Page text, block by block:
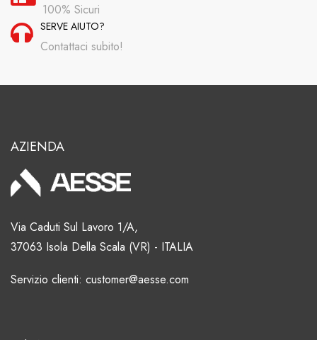
100% Sicuri
SERVE AIUTO?
Contattaci subito!
AZIENDA
Via Caduti Sul Lavoro 1/A,
37063 Isola Della Scala (VR) - ITALIA
Servizio clienti: customer@aesse.com